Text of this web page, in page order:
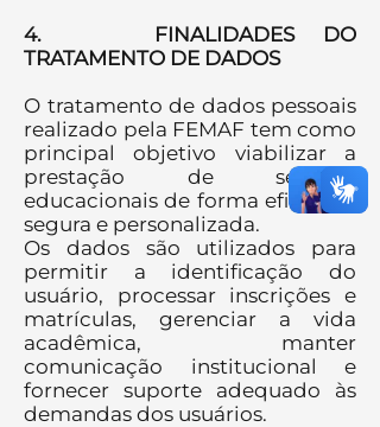
4. FINALIDADES DO
TRATAMENTO DE DADOS
O tratamento de dados pessoais
realizado pela FEMAF tem como
principal objetivo viabilizar a
prestação de serviços
educacionais de forma eficiente,
segura e personalizada.
Os dados são utilizados para
permitir a identificação do
usuário, processar inscrições e
matrículas, gerenciar a vida
acadêmica, manter
comunicação institucional e
fornecer suporte adequado às
demandas dos usuários.